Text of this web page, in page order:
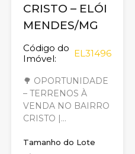
CRISTO – ELÓI
MENDES/MG
Código do
Imóvel:
EL31496
🌳 OPORTUNIDADE
– TERRENOS À
VENDA NO BAIRRO
CRISTO |…
Tamanho do Lote